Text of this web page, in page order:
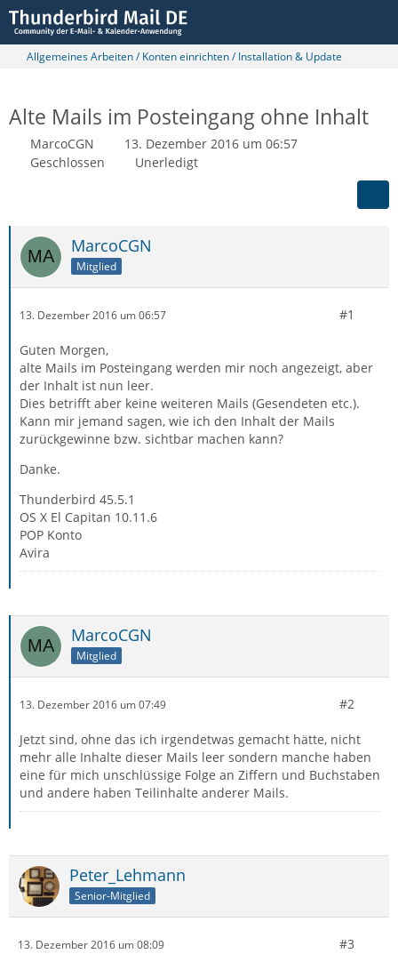
Allgemeines Arbeiten / Konten einrichten / Installation & Update
Alte Mails im Posteingang ohne Inhalt
MarcoCGN
13. Dezember 2016 um 06:57
Geschlossen
Unerledigt
MarcoCGN
Mitglied
13. Dezember 2016 um 06:57 #1
Guten Morgen,
alte Mails im Posteingang werden mir noch angezeigt, aber
der Inhalt ist nun leer.
Dies betrifft aber keine weiteren Mails (Gesendeten etc.).
Kann mir jemand sagen, wie ich den Inhalt der Mails
zurückgewinne bzw. sichtbar machen kann?
Danke.
Thunderbird 45.5.1
OS X El Capitan 10.11.6
POP Konto
Avira
MarcoCGN
Mitglied
13. Dezember 2016 um 07:49 #2
Jetzt sind, ohne das ich irgendetwas gemacht hätte, nicht
mehr alle Inhalte dieser Mails leer sondern manche haben
eine für mich unschlüssige Folge an Ziffern und Buchstaben
und andere haben Teilinhalte anderer Mails.
Peter_Lehmann
Senior-Mitglied
13. Dezember 2016 um 08:09 #3